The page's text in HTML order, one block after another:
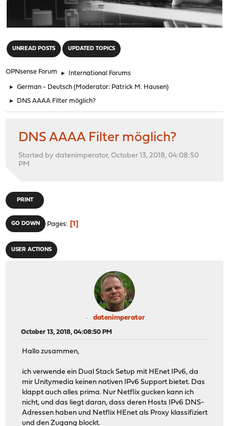
UNREAD POSTS UPDATED TOPICS
OPNsense Forum ► International Forums
► German - Deutsch (Moderator: Patrick M. Hausen)
► DNS AAAA Filter möglich?
DNS AAAA Filter möglich?
Started by datenimperator, October 13, 2018, 04:08:50
PM
PRINT
GO DOWN Pages 1
USER ACTIONS
datenimperator
October 13, 2018, 04:08:50 PM
Hallo zusammen,
ich verwende ein Dual Stack Setup mit HEnet IPv6, da
mir Unitymedia keinen nativen IPv6 Support bietet. Das
klappt auch alles prima. Nur Netflix gucken kann ich
nicht, und das liegt daran, dass deren Hosts IPv6 DNS-
Adressen haben und Netflix HEnet als Proxy klassifiziert
und den Zugang blockt.